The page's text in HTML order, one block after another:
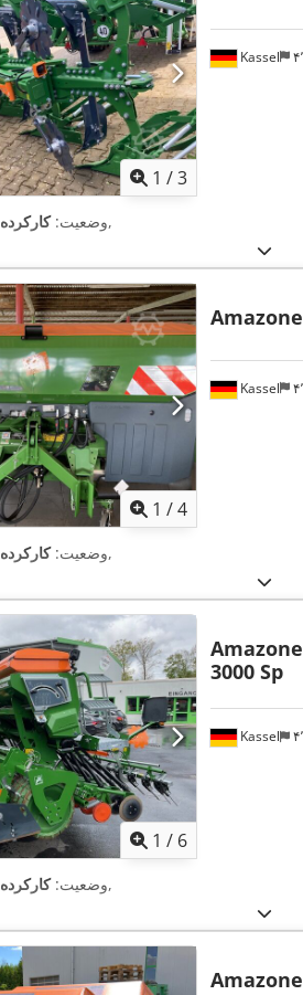
1 /3
Kassel
وضعیت:کارکرده ,
1 /4
Kassel
Amazone
وضعیت:کارکرده ,
1 / 6
Kassel
Amazone
3000 Sp
وضعیت:کارکرده ,
Amazone